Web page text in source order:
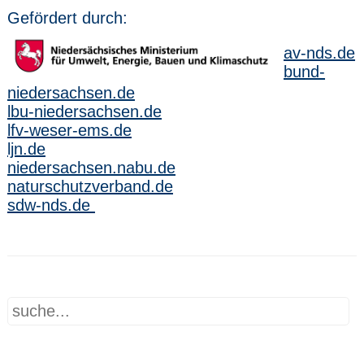
Gefördert durch:
av-nds.de
bund-
niedersachsen.de
lbu-niedersachsen.de
lfv-weser-ems.de
ljn.de
niedersachsen.nabu.de
naturschutzverband.de
sdw-nds.de